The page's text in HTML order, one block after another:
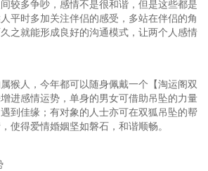
较多争吵，感情不是很和谐，但是这些都是
平时多加关注伴侣的感受，多站在伴侣的角
之就能形成良好的沟通模式，让两个人感情
猴人，今年都可以随身佩戴一个【淘运阁双
进感情运势，单身的男女可借助吊坠的力量
到佳缘；有对象的人士亦可在双狐吊坠的帮
使得爱情婚姻坚如磐石，和谐顺畅。